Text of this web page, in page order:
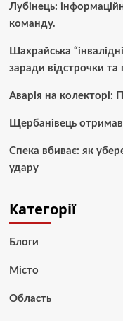
Лубінець:
команду.
Шахрайська
заради відстрочки та
Аварія на колекторі:
Щербанівець
Спека вбиває: як
удару
Категорії
Блоги
Місто
Область